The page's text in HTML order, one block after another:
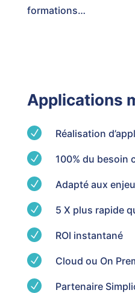
formations…
Applications
N Réalisation
N 100% du besoin
N Adapté aux
N 5 X plus rapide
N ROI instantané
N Cloud ou On
N Partenaire